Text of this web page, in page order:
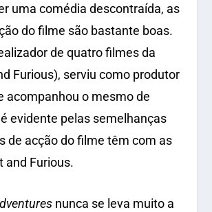
uma comédia descontraída, as
do filme são bastante boas.
de quatro filmes da
Furious), serviu como produtor
acompanhou o mesmo de
evidente pelas semelhanças
de acção do filme têm com as
and Furious.
nunca se leva muito a